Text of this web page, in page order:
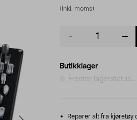
(inkl. moms)
Butikklager
Henter lagerstatus...
Reparer alt fra kjøretøy